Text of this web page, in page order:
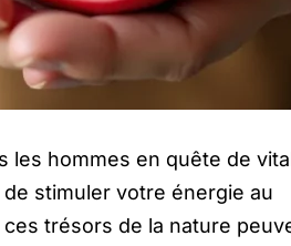
les hommes en quête de
stimuler votre énergie au
trésors de la nature